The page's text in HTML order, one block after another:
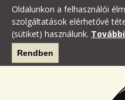
Oldalunkon a felhasználói
szolgáltatások elérhetővé
(sütiket) használunk.
Rendben